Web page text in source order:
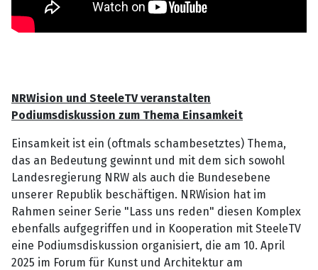
NRWision und SteeleTV veranstalten
Podiumsdiskussion zum Thema Einsamkeit
Einsamkeit ist ein (oftmals schambesetztes) Thema,
das an Bedeutung gewinnt und mit dem sich sowohl
Landesregierung NRW als auch die Bundesebene
unserer Republik beschäftigen. NRWision hat im
Rahmen seiner Serie "Lass uns reden" diesen Komplex
ebenfalls aufgegriffen und in Kooperation mit SteeleTV
eine Podiumsdiskussion organisiert, die am 10. April
2025 im Forum für Kunst und Architektur am